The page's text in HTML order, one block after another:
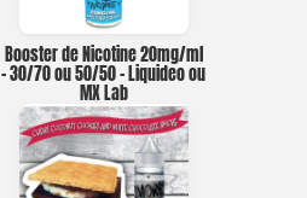
Booster de Nicotine 20mg/ml
– 30/70 ou 50/50 – Liquideo ou
MX Lab